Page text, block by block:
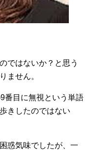
ではないか？と思う
ません。
番目に無視という単語
きしたのではない
惑気味でしたが、一